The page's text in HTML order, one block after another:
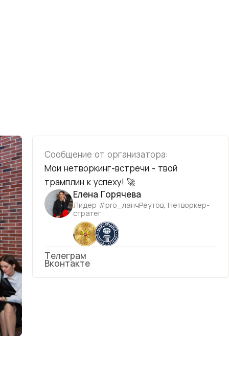
Елена Горячева
Лидер #pro_ланчРеутов, Нетворкер-
стратег
Телеграм
Вконтакте
Мои нетворкинг-встречи - твой
трамплин к успеху! 🚀
Сообщение от организатора: